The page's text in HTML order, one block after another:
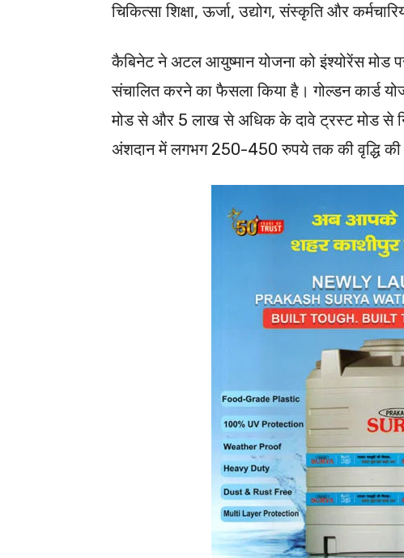
चिकित्सा शिक्षा, ऊर्जा, उद्योग, संस्कृति और
कैबिनेट ने अटल आयुष्मान योजना को इंश्योरेंस मोड
संचालित करने का फैसला किया है। गोल्डन कार्ड
मोड से और 5 लाख से अधिक के दावे ट्रस्ट मोड से
अंशदान में लगभग 250-450 रुपये तक की वृद्धि की